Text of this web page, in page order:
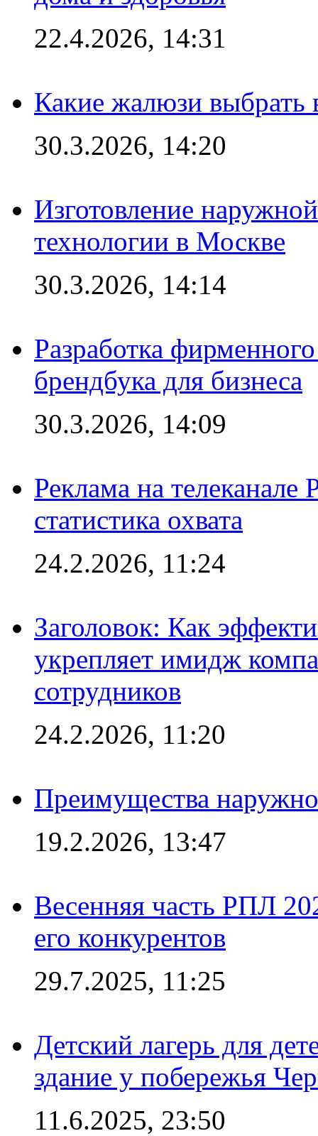
22.4.2026, 14:31
Какие жалюзи выбрать
30.3.2026, 14:20
Изготовление
технологии в Москве
30.3.2026, 14:14
Разработка
брендбука для бизнеса
30.3.2026, 14:09
Реклама на
статистика охвата
24.2.2026, 11:24
Заголовок: Как
укрепляет имидж
сотрудников
24.2.2026, 11:20
Преимущества
19.2.2026, 13:47
Весенняя часть РПЛ
его конкурентов
29.7.2025, 11:25
Детский лагерь для
здание у побережья
11.6.2025, 23:50